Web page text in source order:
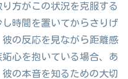
方がこの状況を克服する
時間を置いてからさりげ
の反応を見ながら距離感
心を抱いている場合、あ
の本音を知るための大切